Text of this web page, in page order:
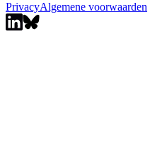
PrivacyAlgemene voorwaarden